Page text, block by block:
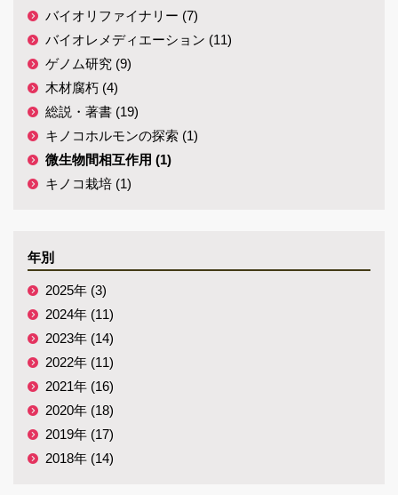
バイオリファイナリー (7)
バイオレメディエーション (11)
ゲノム研究 (9)
木材腐朽 (4)
総説・著書 (19)
キノコホルモンの探索 (1)
微生物間相互作用 (1)
キノコ栽培 (1)
年別
2025年 (3)
2024年 (11)
2023年 (14)
2022年 (11)
2021年 (16)
2020年 (18)
2019年 (17)
2018年 (14)